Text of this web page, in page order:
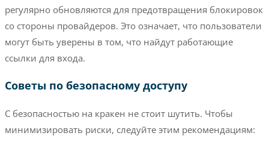
регулярно обновляются для предотвращения блокировок
со стороны провайдеров. Это означает, что пользователи
могут быть уверены в том, что найдут работающие
ссылки для входа.
Советы по безопасному доступу
С безопасностью на кракен не стоит шутить. Чтобы
минимизировать риски, следуйте этим рекомендациям: